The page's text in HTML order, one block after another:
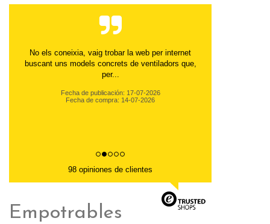
No els coneixia, vaig trobar la web per internet
buscant uns models concrets de ventiladors que,
per...
Fecha de publicación: 17-07-2026
Fecha de compra: 14-07-2026
98 opiniones de clientes
Empotrables